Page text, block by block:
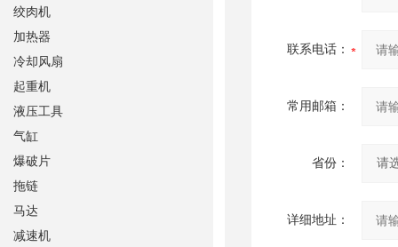
联系电话：
常用邮箱：
省份：
详细地址：
绞肉机
加热器
冷却风扇
起重机
液压工具
气缸
爆破片
拖链
马达
减速机